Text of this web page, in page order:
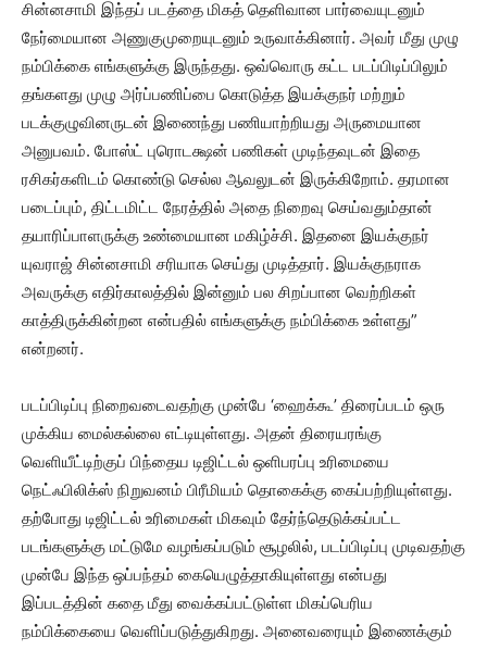
சின்னசாமி இந்தப் படத்தை மிகத் தெளிவான பார்வையுடனும்
நேர்மையான அணுகுமுறையுடனும் உருவாக்கினார். அவர் மீது முழு
நம்பிக்கை எங்களுக்கு இருந்தது. ஒவ்வொரு கட்ட படப்பிடிப்பிலும்
தங்களது முழு அர்ப்பணிப்பை கொடுத்த இயக்குநர் மற்றும்
படக்குழுவினருடன் இணைந்து பணியாற்றியது அருமையான
அனுபவம். போஸ்ட் புரொடக்ஷன் பணிகள் முடிந்தவுடன் இதை
ரசிகர்களிடம் கொண்டு செல்ல ஆவலுடன் இருக்கிறோம். தரமான
படைப்பும், திட்டமிட்ட நேரத்தில் அதை நிறைவு செய்வதும்தான்
தயாரிப்பாளருக்கு உண்மையான மகிழ்ச்சி. இதனை இயக்குநர்
யுவராஜ் சின்னசாமி சரியாக செய்து முடித்தார். இயக்குநராக
அவருக்கு எதிர்காலத்தில் இன்னும் பல சிறப்பான வெற்றிகள்
காத்திருக்கின்றன என்பதில் எங்களுக்கு நம்பிக்கை உள்ளது”
என்றனர்.
படப்பிடிப்பு நிறைவடைவதற்கு முன்பே ‘ஹைக்கூ’ திரைப்படம் ஒரு
முக்கிய மைல்கல்லை எட்டியுள்ளது. அதன் திரையரங்கு
வெளியீட்டிற்குப் பிந்தைய டிஜிட்டல் ஒளிபரப்பு உரிமையை
நெட்ஃபிலிக்ஸ் நிறுவனம் பிரீமியம் தொகைக்கு கைப்பற்றியுள்ளது.
தற்போது டிஜிட்டல் உரிமைகள் மிகவும் தேர்ந்தெடுக்கப்பட்ட
படங்களுக்கு மட்டுமே வழங்கப்படும் சூழலில், படப்பிடிப்பு முடிவதற்கு
முன்பே இந்த ஒப்பந்தம் கையெழுத்தாகியுள்ளது என்பது
இப்படத்தின் கதை மீது வைக்கப்பட்டுள்ள மிகப்பெரிய
நம்பிக்கையை வெளிப்படுத்துகிறது. அனைவரையும் இணைக்கும்